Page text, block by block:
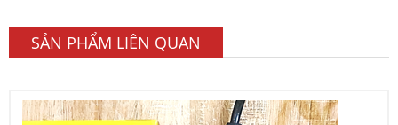
SẢN PHẨM LIÊN QUAN